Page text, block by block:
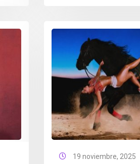
19 noviembre, 2025